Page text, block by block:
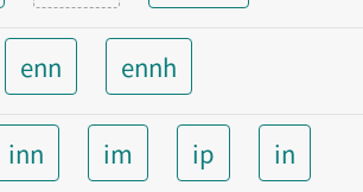
enn ennh
inn im ip
in